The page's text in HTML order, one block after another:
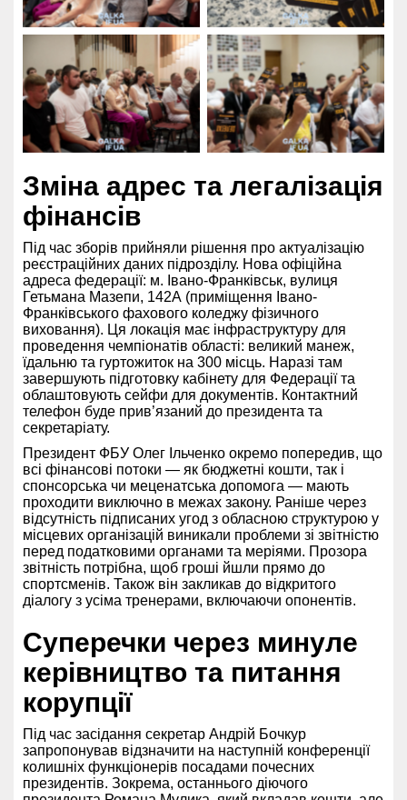
Зміна адрес та легалізація
фінансів
Під час зборів прийняли рішення про актуалізацію
реєстраційних даних підрозділу. Нова офіційна
адреса федерації: м. Івано-Франківськ, вулиця
Гетьмана Мазепи, 142А (приміщення Івано-
Франківського фахового коледжу фізичного
виховання). Ця локація має інфраструктуру для
проведення чемпіонатів області: великий манеж,
їдальню та гуртожиток на 300 місць. Наразі там
завершують підготовку кабінету для Федерації та
облаштовують сейфи для документів. Контактний
телефон буде прив’язаний до президента та
секретаріату.
Президент ФБУ Олег Ільченко окремо попередив, що
всі фінансові потоки — як бюджетні кошти, так і
спонсорська чи меценатська допомога — мають
проходити виключно в межах закону. Раніше через
відсутність підписаних угод з обласною структурою у
місцевих організацій виникали проблеми зі звітністю
перед податковими органами та меріями. Прозора
звітність потрібна, щоб гроші йшли прямо до
спортсменів. Також він закликав до відкритого
діалогу з усіма тренерами, включаючи опонентів.
Суперечки через минуле
керівництво та питання
корупції
Під час засідання секретар Андрій Бочкур
запропонував відзначити на наступній конференції
колишніх функціонерів посадами почесних
президентів. Зокрема, останнього діючого